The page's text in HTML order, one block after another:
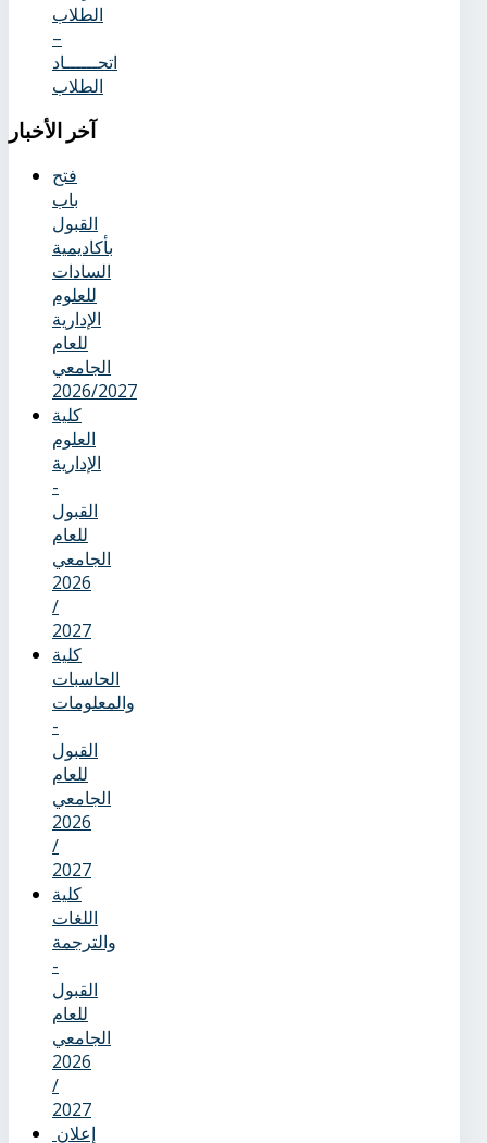
الطلاب
–
اتحــــــاد
الطلاب
آخر
الأخبار
فتح
باب
القبول
بأكاديمية
السادات
للعلوم
الإدارية
للعام
الجامعي
2026/2027
كلية
العلوم
الإدارية
-
القبول
للعام
الجامعي
2026
/
2027
كلية
الحاسبات
والمعلومات
-
القبول
للعام
الجامعي
2026
/
2027
كلية
اللغات
والترجمة
-
القبول
للعام
الجامعي
2026
/
2027